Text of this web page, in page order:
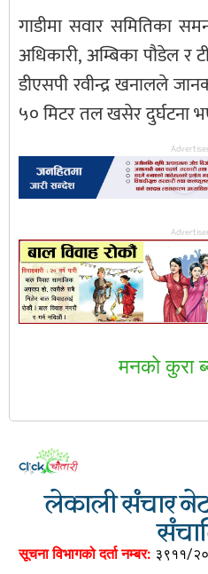
गाडीमा सवार समितिका
अधिकारी, अम्बिका पौडेल र
डीएसपी रवीन्द्र खनालले
५० मिटर तल खसेर दुर्घटना
मनकाे कुरा
लेकाली संचार
सूचना विभागको दर्ता नम्बर: ३९११/